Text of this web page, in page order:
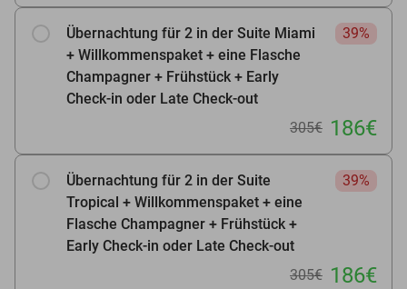
Übernachtung für 2 in der Suite Miami
+ Willkommenspaket + eine Flasche
Champagner + Frühstück + Early
Check-in oder Late Check-out
39%
305€ 186€
Übernachtung für 2 in der Suite
Tropical + Willkommenspaket + eine
Flasche Champagner + Frühstück +
Early Check-in oder Late Check-out
39%
305€ 186€